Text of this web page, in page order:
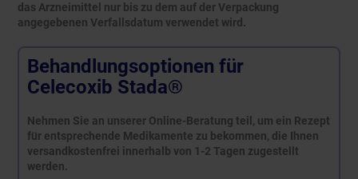
das Arzneimittel nur bis zu dem auf der Verpackung
angegebenen Verfallsdatum verwendet wird.
Behandlungsoptionen für
Celecoxib Stada®
Nehmen Sie an unserer Online-Beratung teil, um ein Rezept
für entsprechende Medikamente zu bekommen, die Ihnen
versandkostenfrei innerhalb von 1-2 Tagen zugestellt
werden.